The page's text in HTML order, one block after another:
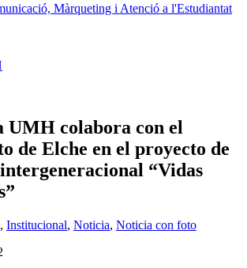
Màrqueting i Atenció a l'Estudiantat
UMH colabora con el
de Elche en el proyecto de
“Vidas
, Institucional, Noticia, Noticia con foto